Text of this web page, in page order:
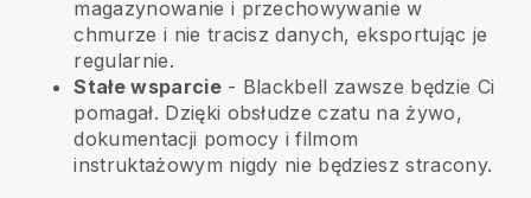
magazynowanie i przechowywanie w
chmurze i nie tracisz danych, eksportując je
regularnie.
Stałe wsparcie- Blackbell zawsze będzie Ci
pomagał. Dzięki obsłudze czatu na żywo,
dokumentacji pomocy i filmom
instruktażowym nigdy nie będziesz stracony.